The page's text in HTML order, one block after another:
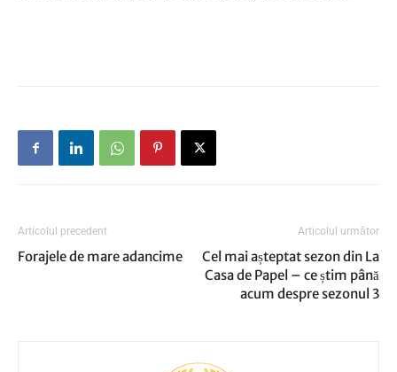
Articolul precedent
Forajele de mare adancime
Articolul următor
Cel mai așteptat sezon din La
Casa de Papel – ce știm până
acum despre sezonul 3